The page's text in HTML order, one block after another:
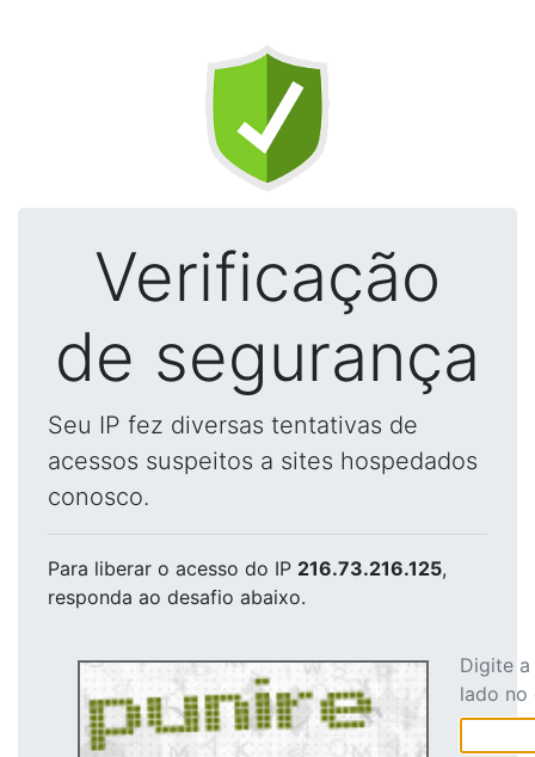
Verificação
de segurança
Seu IP fez diversas tentativas de
acessos suspeitos a sites hospedados
conosco.
Para liberar o acesso do IP 216.73.216.125,
responda ao desafio abaixo.
Digite
lado no